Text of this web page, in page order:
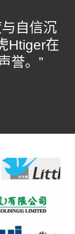
自信沉
Htiger在
誉。”